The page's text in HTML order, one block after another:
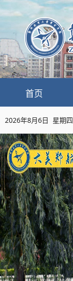
首页
2026年8月6日 星期四